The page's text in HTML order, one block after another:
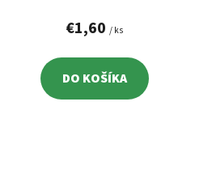
€1,60 / ks
DO KOŠÍKA